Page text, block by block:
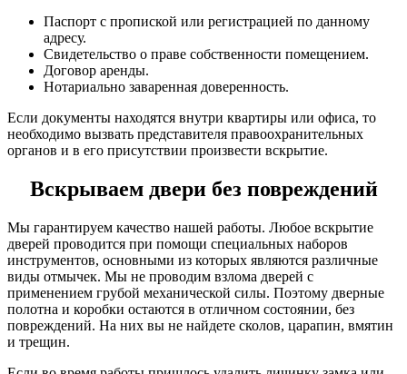
Паспорт с пропиской или регистрацией по данному
адресу.
Свидетельство о праве собственности помещением.
Договор аренды.
Нотариально заваренная доверенность.
Если документы находятся внутри квартиры или офиса, то
необходимо вызвать представителя правоохранительных
органов и в его присутствии произвести вскрытие.
Вскрываем двери без повреждений
Мы гарантируем качество нашей работы. Любое вскрытие
дверей проводится при помощи специальных наборов
инструментов, основными из которых являются различные
виды отмычек. Мы не проводим взлома дверей с
применением грубой механической силы. Поэтому дверные
полотна и коробки остаются в отличном состоянии, без
повреждений. На них вы не найдете сколов, царапин, вмятин
и трещин.